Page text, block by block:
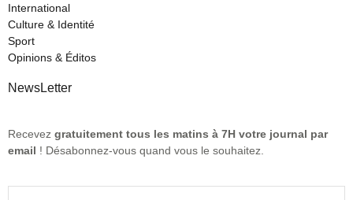
International
Culture & Identité
Sport
Opinions & Éditos
NewsLetter
Recevez gratuitement tous les matins à 7H votre journal par
email ! Désabonnez-vous quand vous le souhaitez.